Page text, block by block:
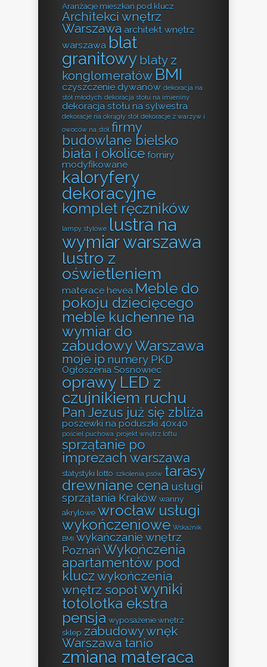
Aranżacje mieszkań pod klucz
Architekci wnętrz
Warszawa architekt wnętrz
warszawa blat
granitowy blaty z
konglomeratów BMI
czyszczenie dywanów dekoracja na
stół młodych dekoracja stołu na imieniny
dekoracja stołu na sylwestra
dekoracje na okrągły stół dekoracje z warzyw i
owoców na stół firmy
budowlane bielsko
biała i okolice forniry
modyfikowane
kaloryfery
dekoracyjne
komplet ręczników
lampy stylowe lustra na
wymiar warszawa
lustro z
oświetleniem
materace hevea Meble do
pokoju dziecięcego
meble kuchenne na
wymiar do
zabudowy Warszawa
moje ip numery PKD
Ogłoszenia Sosnowiec
oprawy LED z
czujnikiem ruchu
Pan Jezus już się zbliża
poszewki na poduszki 40x40
pościel puchowa projekt wnętrz loftu
sprzątanie po
imprezach warszawa
statystyki lotto szkolenia psów tarasy
drewniane cena usługi
sprzątania Kraków wanny
akrylowe wrocław usługi
wykończeniowe Wskaźnik
BMI wykańczanie wnętrz
Poznań Wykończenia
apartamentów pod
klucz wykończenia
wnętrz sopotwyniki
totolotka ekstra
pensja wyposażenie wnętrz
sklep zabudowy wnęk
Warszawa tanio
zmiana materaca